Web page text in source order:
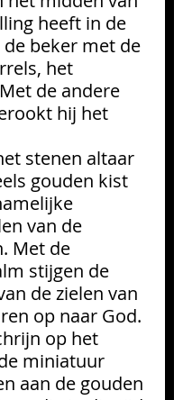
heeft in de
beker met de
het
de andere
hij het
stenen altaar
gouden kist
van de
Met de
stijgen de
de zielen van
op naar God.
op het
miniatuur
aan de gouden